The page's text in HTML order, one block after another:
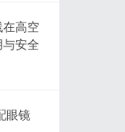
在高空
安全
眼镜